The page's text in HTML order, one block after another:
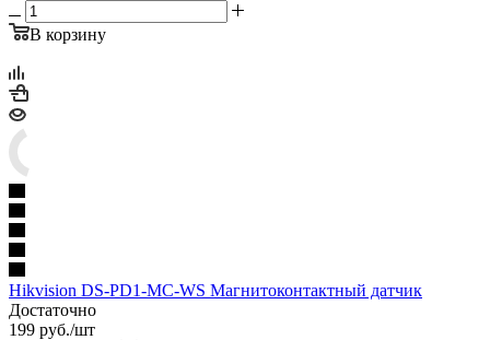
В корзину
Hikvision DS-PD1-MC-WS Магнитоконтактный датчик
Достаточно
199 руб./шт